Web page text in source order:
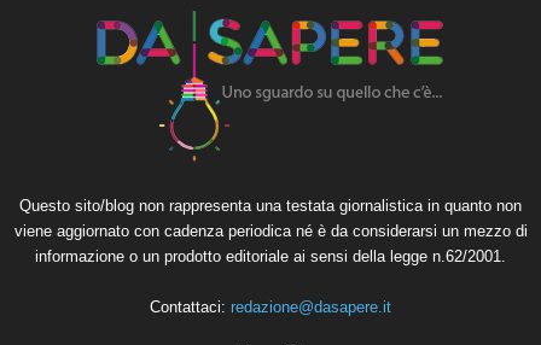
Questo sito/blog non rappresenta una testata giornalistica in quanto non
viene aggiornato con cadenza periodica né è da considerarsi un mezzo di
informazione o un prodotto editoriale ai sensi della legge n.62/2001.
Contattaci: redazione@dasapere.it